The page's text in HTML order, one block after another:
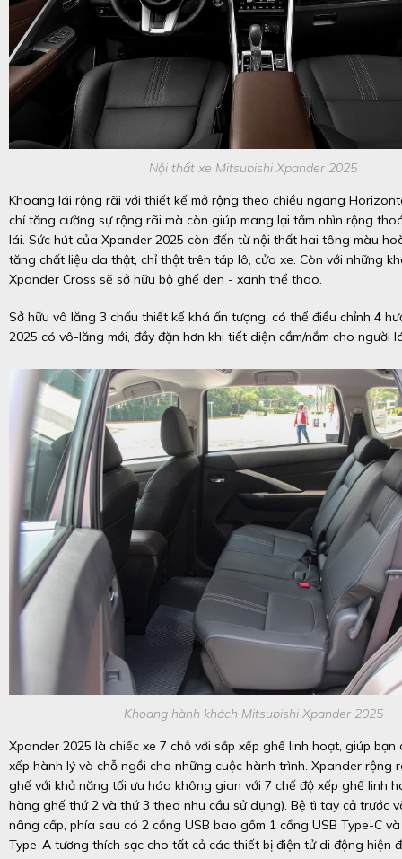
Nội thất xe Mitsubishi Xpander 2025
Khoang lái rộng rãi với thiết kế mở rộng theo chiều ngang
chỉ tăng cường sự rộng rãi mà còn giúp mang lại tầm nhìn rộng
lái. Sức hút của Xpander 2025 còn đến từ nội thất hai tông màu
tăng chất liệu da thật, chỉ thật trên táp lô, cửa xe. Còn với những
Xpander Cross sẽ sở hữu bộ ghế đen - xanh thể thao.
Sở hữu vô lăng 3 chấu thiết kế khá ấn tượng, có thể điều chỉnh 4
2025 có vô-lăng mới, đầy đặn hơn khi tiết diện cầm/nắm cho người
Khoang hành khách Mitsubishi Xpander 2025
Xpander 2025 là chiếc xe 7 chỗ với sắp xếp ghế linh hoạt, giúp bạn
xếp hành lý và chỗ ngồi cho những cuộc hành trình. Xpander rộng
ghế với khả năng tối ưu hóa không gian với 7 chế độ xếp ghế linh
hàng ghế thứ 2 và thứ 3 theo nhu cầu sử dụng). Bệ tì tay cả trước
nâng cấp, phía sau có 2 cổng USB bao gồm 1 cổng USB Type-C
Type-A tương thích sạc cho tất cả các thiết bị điện tử di động hiện